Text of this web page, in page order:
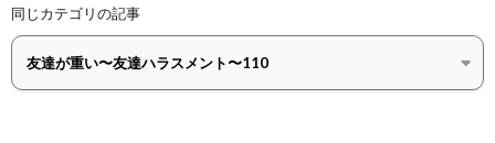
同じカテゴリの記事